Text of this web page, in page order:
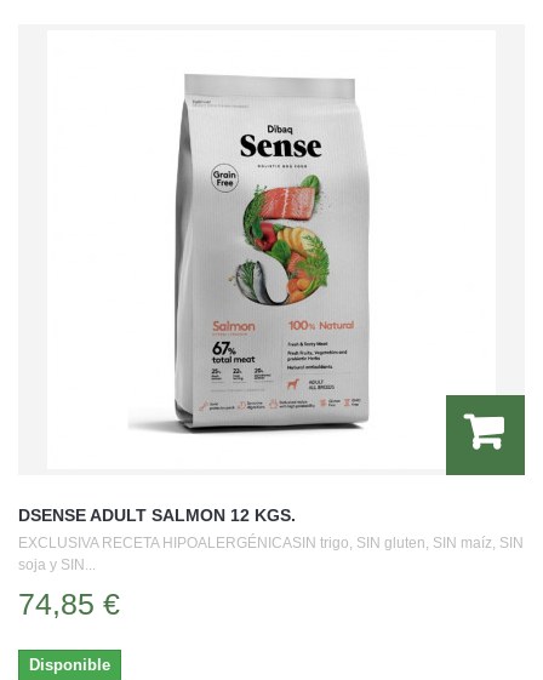
DSENSE ADULT SALMON 12 KGS.
EXCLUSIVA RECETA HIPOALERGÉNICASIN trigo, SIN gluten, SIN maíz, SIN
soja y SIN...
74,85 €
Disponible